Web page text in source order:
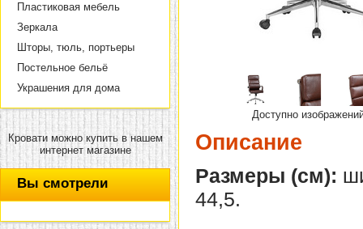
Пластиковая мебель
Зеркала
Шторы, тюль, портьеры
Постельное бельё
Украшения для дома
Кровати можно купить в нашем
интернет магазине
Вы смотрели
Доступно
Описание
Размеры (см):
44,5.